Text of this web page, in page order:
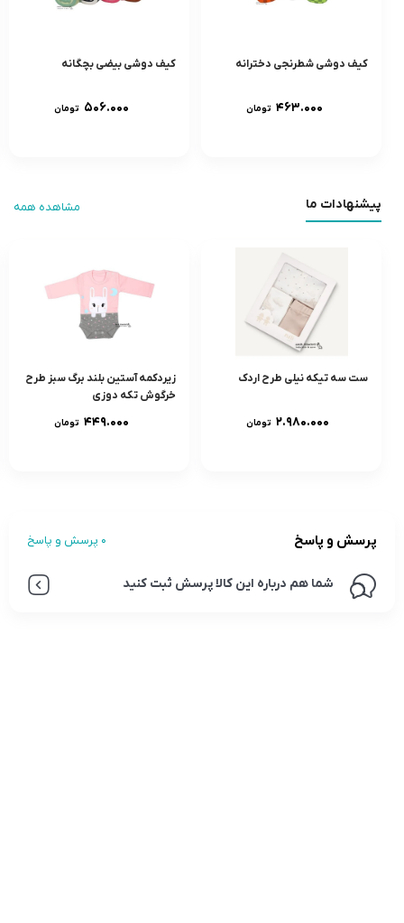
کیف دوشی شطرنجی دخترانه
۴۶۳.۰۰۰ تومان
کیف دوشی بیضی بچگانه
۵۰۶.۰۰۰ تومان
پیشنهادات ما مشاهده همه
ست سه تیکه نیلی طرح اردک
۲.۹۸۰.۰۰۰ تومان
زیردکمه آستین بلند برگ سبز طرح
خرگوش تکه دوزی
۴۴۹.۰۰۰ تومان
پرسش و پاسخ 0 پرسش و پاسخ
شما هم درباره این کالا پرسش ثبت کنید